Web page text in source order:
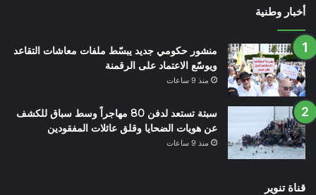
أخبار وطنية
منشور حكومي جديد يبسّط ملفات معاشات التقاعد
ويوسّع الاعتماد على الرقمنة
منذ 9 ساعات
سبتة تستعد لدفن 80 مهاجراً وسط سباق للكشف
عن هويات الضحايا وقلق عائلات المفقودين
منذ 9 ساعات
قناة تنوير